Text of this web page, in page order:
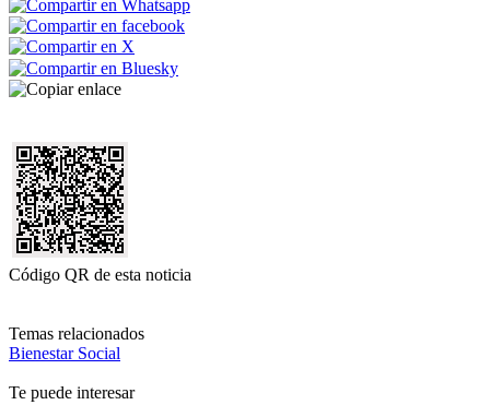
Código QR de esta noticia
Temas relacionados
Bienestar Social
Te puede interesar